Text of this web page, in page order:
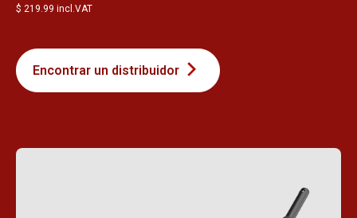
$ 219.99 incl.VAT
Encontrar un distribuidor